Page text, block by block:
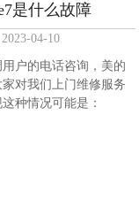
是什么故障
04-10
户的电话咨询，美的
对我们上门维修服务
种情况可能是：